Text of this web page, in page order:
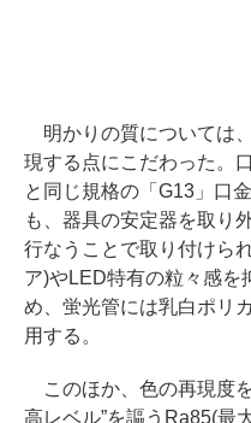
明かりの質については
現する点にこだわった。
と同じ規格の「G13」口
も、器具の安定器を取り
行なうことで取り付けら
ア)やLED特有の粒々感を
め、蛍光管には乳白ポリ
用する。
このほか、色の再現度
高レベル”を謳うRa85(最